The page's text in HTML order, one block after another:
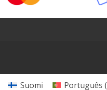
Suomi Português (